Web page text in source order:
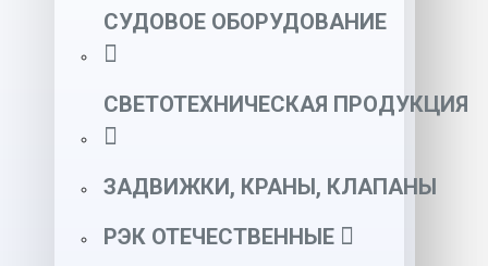
СУДОВОЕ ОБОРУДОВАНИЕ
СВЕТОТЕХНИЧЕСКАЯ ПРОДУКЦИЯ
ЗАДВИЖКИ, КРАНЫ, КЛАПАНЫ
РЭК ОТЕЧЕСТВЕННЫЕ